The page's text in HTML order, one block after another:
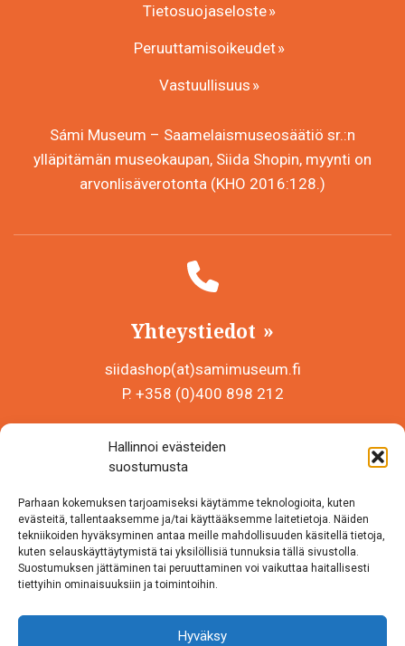
Hallinnoi evästeiden
suostumusta
Parhaan kokemuksen tarjoamiseksi käytämme teknologioita, kuten
evästeitä, tallentaaksemme ja/tai käyttääksemme laitetietoja. Näiden
tekniikoiden hyväksyminen antaa meille mahdollisuuden käsitellä tietoja,
kuten selauskäyttäytymistä tai yksilöllisiä tunnuksia tällä sivustolla.
Suostumuksen jättäminen tai peruuttaminen voi vaikuttaa haitallisesti
tiettyihin ominaisuuksiin ja toimintoihin.
Hyväksy
Tietosuojaseloste
Peruuttamisoikeudet
Vastuullisuus
Sámi Museum – Saamelaismuseosäätiö sr.:n
ylläpitämän museokaupan, Siida Shopin, myynti on
arvonlisäverotonta (KHO 2016:128.)
Yhteystiedot
siidashop(at)samimuseum.fi
P. +358 (0)400 898 212
Y-tunnus 0625907-2
Inarintie 46
99870 Inari
Löydät meidät myös somesta!
Instagram